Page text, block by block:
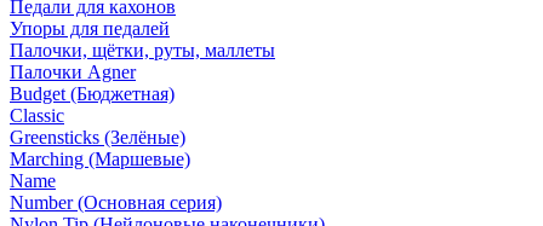
Педали для кахонов
Упоры для педалей
Палочки, щётки, руты, маллеты
Палочки Agner
Budget (Бюджетная)
Classic
Greensticks (Зелёные)
Marching (Маршевые)
Name
Number (Основная серия)